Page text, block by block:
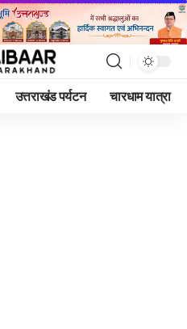
उत्तराखंड पर्यटन चारधाम यात्रा